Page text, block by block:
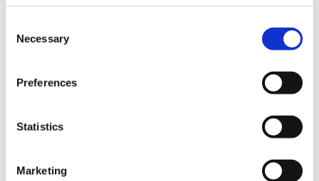
Necessary
Preferences
Statistics
Marketing
“相机的Kitamura”这家公司在日本全国拥有900家店铺。
一并交给相机的Kitamura冲绳那霸店吧，
请大家来冲绳那霸时，一定来店里看看啊。
结算